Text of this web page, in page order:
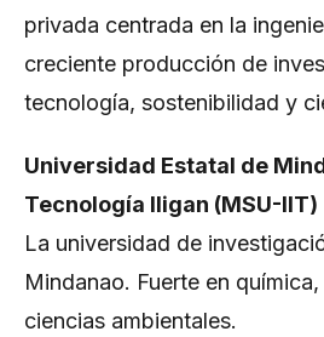
privada centrada en la
creciente producción de
tecnología, sostenibilidad y
Universidad Estatal de
Tecnología Iligan (MSU-IIT)
La universidad de
Mindanao. Fuerte en
ciencias ambientales.